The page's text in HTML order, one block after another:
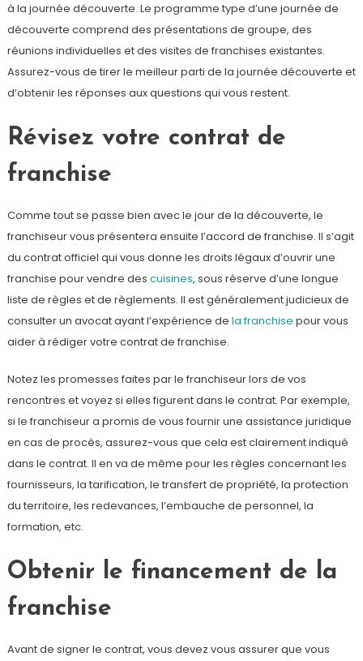
à la journée découverte. Le programme type d’une journée de
découverte comprend des présentations de groupe, des
réunions individuelles et des visites de franchises existantes.
Assurez-vous de tirer le meilleur parti de la journée découverte et
d’obtenir les réponses aux questions qui vous restent.
Révisez votre contrat de
franchise
Comme tout se passe bien avec le jour de la découverte, le
franchiseur vous présentera ensuite l’accord de franchise. Il s’agit
du contrat officiel qui vous donne les droits légaux d’ouvrir une
franchise pour vendre des cuisines, sous réserve d’une longue
liste de règles et de règlements. Il est généralement judicieux de
consulter un avocat ayant l’expérience de la franchise pour vous
aider à rédiger votre contrat de franchise.
Notez les promesses faites par le franchiseur lors de vos
rencontres et voyez si elles figurent dans le contrat. Par exemple,
si le franchiseur a promis de vous fournir une assistance juridique
en cas de procès, assurez-vous que cela est clairement indiqué
dans le contrat. Il en va de même pour les règles concernant les
fournisseurs, la tarification, le transfert de propriété, la protection
du territoire, les redevances, l’embauche de personnel, la
formation, etc.
Obtenir le financement de la
franchise
Avant de signer le contrat, vous devez vous assurer que vous